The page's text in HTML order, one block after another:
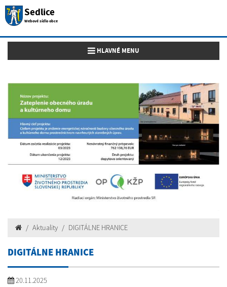
Sedlice
Webové sídlo obce
Toggle navigation
HLAVNÉ MENU
Aktuality DIGITÁLNE HRANICE
DIGITÁLNE HRANICE
20.11.2025